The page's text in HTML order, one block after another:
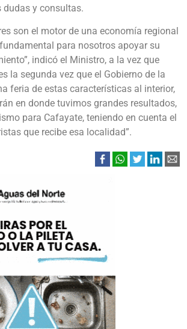
dudas y consultas.
son el motor de una economía regional
para nosotros apoyar su
indicó el Ministro, a la vez que
la segunda vez que el Gobierno de la
feria de estas características al interior,
en donde tuvimos grandes resultados,
para Cafayate, teniendo en cuenta el
que recibe esa localidad”.